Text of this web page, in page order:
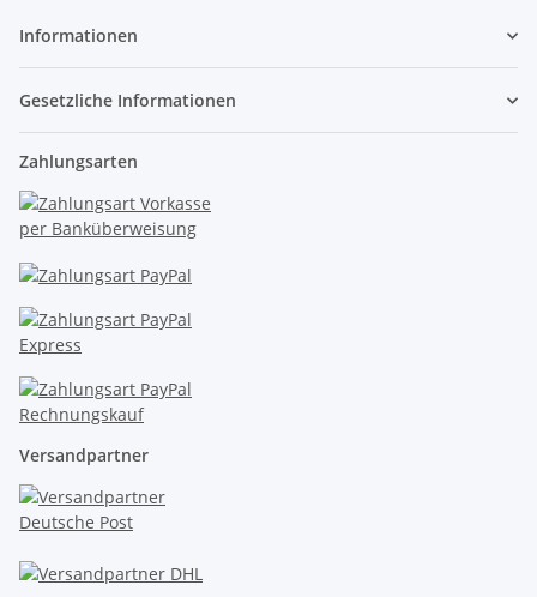
Informationen
Gesetzliche Informationen
Zahlungsarten
Versandpartner